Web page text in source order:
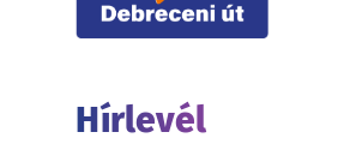
Hírlevél